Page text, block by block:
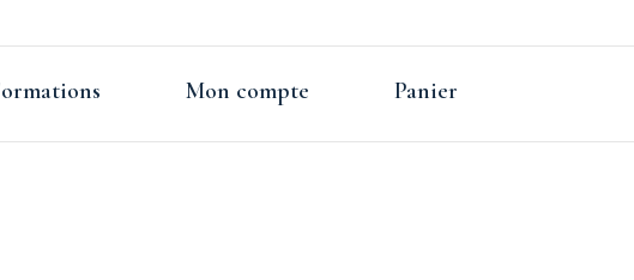
de
Mon compte Panier